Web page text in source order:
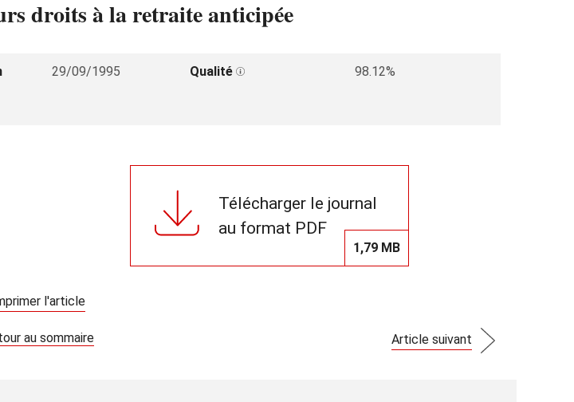
droits à la retraite anticipée
29/09/1995 Qualité
98.12%
Télécharger le journal
au format PDF
1,79 MB
l'article
au sommaire Article suivant